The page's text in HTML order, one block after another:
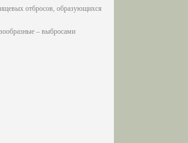
отбросов, образующихся
– выбросами